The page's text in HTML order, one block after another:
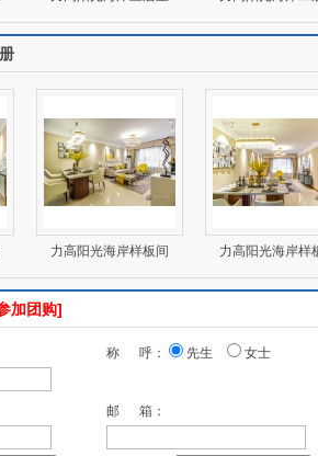
力高阳光海岸样板间 力高阳光海岸样
加团购]
称 呼： 先生 女士
邮 箱：